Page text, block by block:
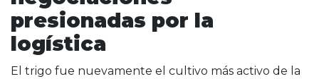
presionadas por la
logística
El trigo fue nuevamente el cultivo más activo de la